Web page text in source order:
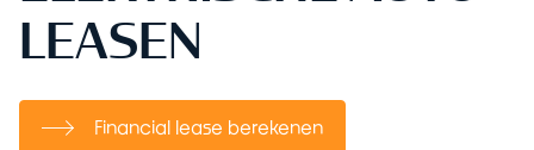
LEASEN
Financial lease berekenen